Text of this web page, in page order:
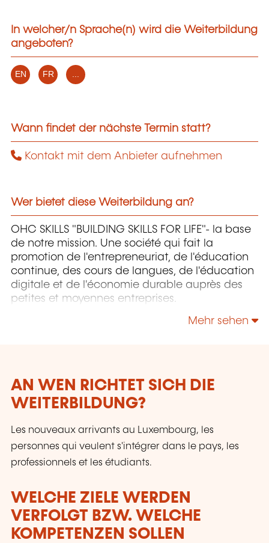
In welcher/n Sprache(n) wird die Weiterbildung
angeboten?
EN FR
Wann findet der nächste Termin statt?
Kontakt mit dem Anbieter aufnehmen
Wer bietet diese Weiterbildung an?
OHC SKILLS "BUILDING SKILLS FOR LIFE"- la base
de notre mission. Une société qui fait la
promotion de l'entrepreneuriat, de l'éducation
continue, des cours de langues, de l'éducation
digitale et de l'économie durable auprès des
petites et moyennes entreprises.
Mehr sehen
AN WEN RICHTET SICH DIE
WEITERBILDUNG?
Les nouveaux arrivants au Luxembourg, les
personnes qui veulent s'intégrer dans le pays, les
professionnels et les étudiants.
WELCHE ZIELE WERDEN
VERFOLGT BZW. WELCHE
KOMPETENZEN SOLLEN